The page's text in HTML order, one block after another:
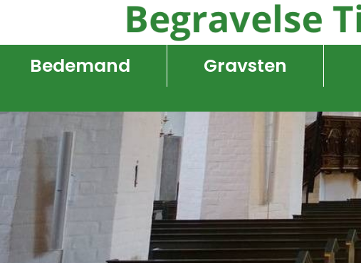
Bedemand Gravsten